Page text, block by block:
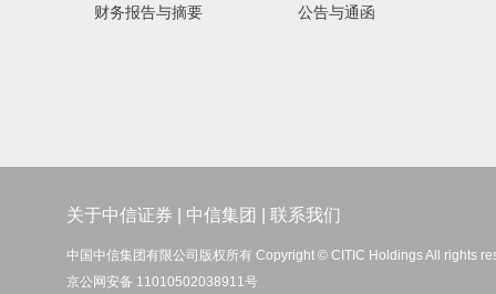
财务报告与摘要
公告与通函
关于中信证券 中信集团 联系我们
中国中信集团有限公司版权所有 Copyright © CITIC Holdings All rights
京公网安备 11010502038911号